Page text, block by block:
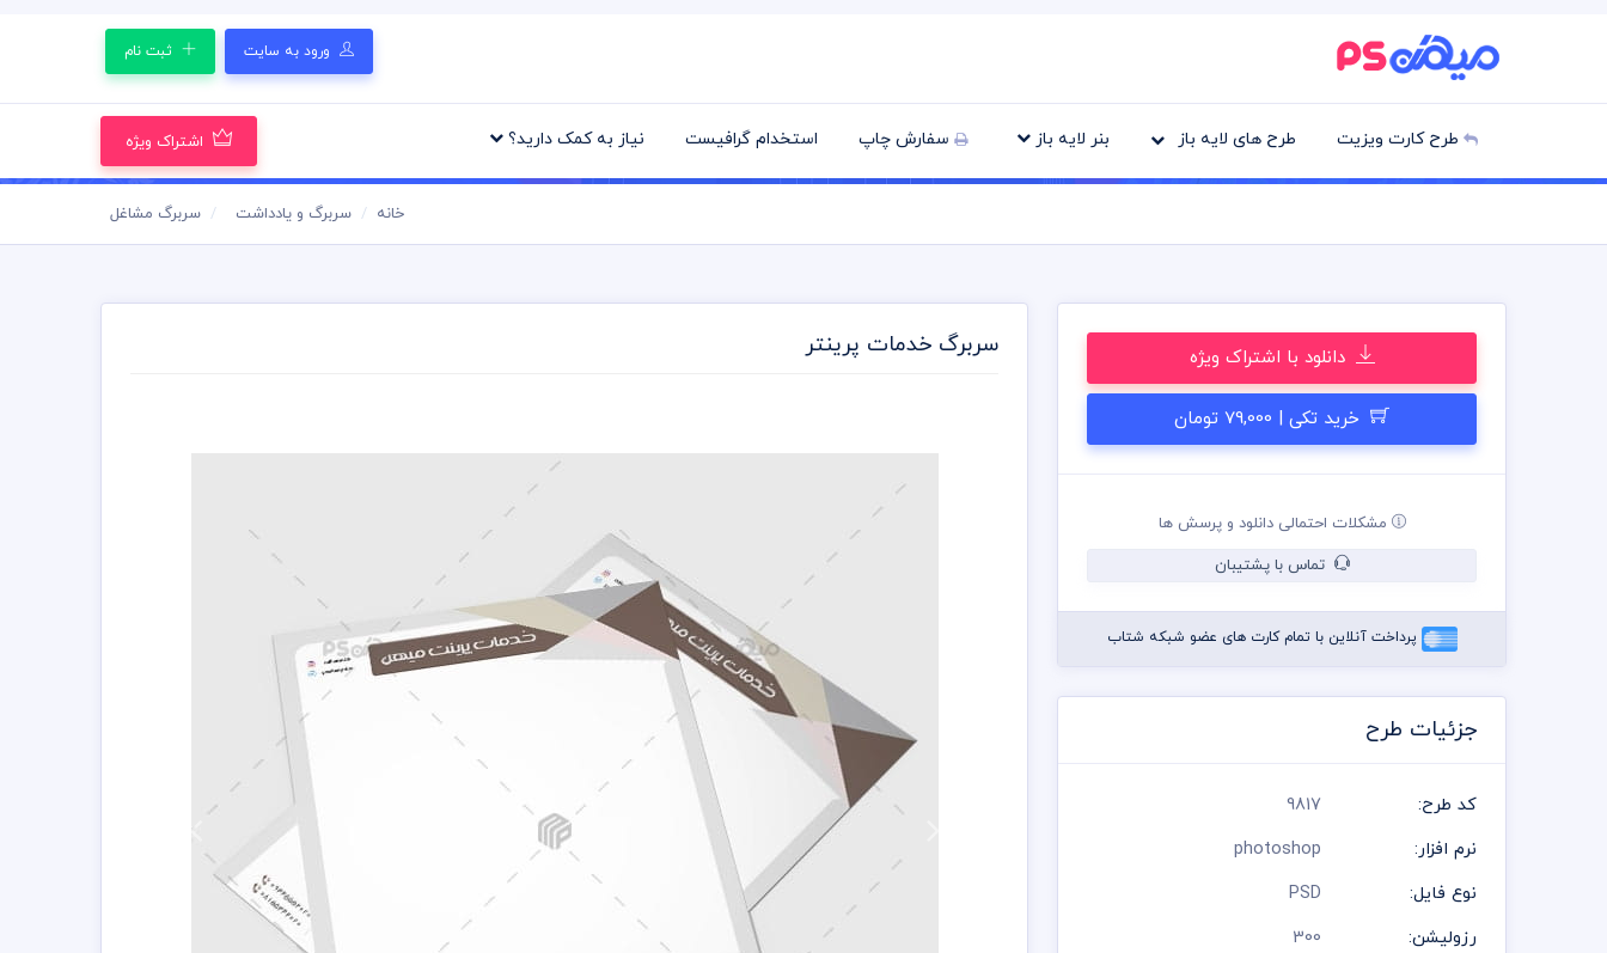
ورود به سایت ثبت نام
طرح کارت ویزیت طرح های لایه باز بنر لایه باز سفارش چاپ استخدام گرافیست نیاز به کمک دارید؟ اشتراک ویژه
خانه سربرگ و یادداشت سربرگ مشاغل
دانلود با اشتراک ویژه
خرید تکی | 79,000 تومان
مشکلات احتمالی دانلود و پرسش ها
تماس با پشتیبان
پرداخت آنلاین با تمام کارت های عضو شبکه شتاب
جزئیات طرح
کد طرح:
9817
نرم افزار:
photoshop
نوع فایل:
PSD
رزولیشن:
300
سربرگ خدمات پرینتر